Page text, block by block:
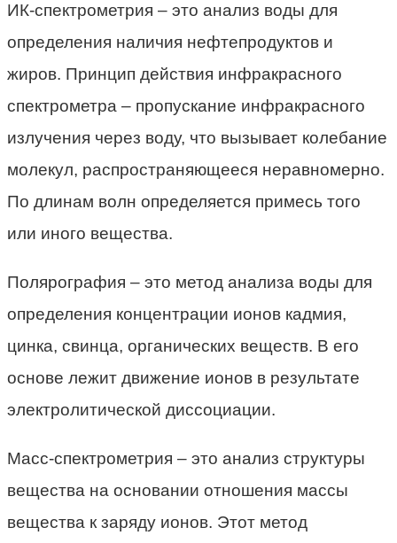
ИК-спектрометрия – это анализ воды для
определения наличия нефтепродуктов и
жиров. Принцип действия инфракрасного
спектрометра – пропускание инфракрасного
излучения через воду, что вызывает колебание
молекул, распространяющееся неравномерно.
По длинам волн определяется примесь того
или иного вещества.
Полярография – это метод анализа воды для
определения концентрации ионов кадмия,
цинка, свинца, органических веществ. В его
основе лежит движение ионов в результате
электролитической диссоциации.
Масс-спектрометрия – это анализ структуры
вещества на основании отношения массы
вещества к заряду ионов. Этот метод